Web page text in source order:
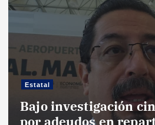
Estatal
Bajo investigación
por adeudos en